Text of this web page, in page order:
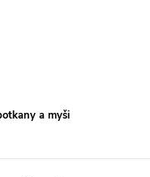
a myši